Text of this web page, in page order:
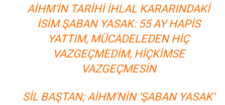
AİHM’IN TARIHI IHLAL KARARINDAKI
ISIM ŞABAN YASAK: 55 AY HAPIS
YATTIM, MÜCADELEDEN HIÇ
VAZGEÇMEDIM, HIÇKIMSE
VAZGEÇMESIN
SIL BAŞTAN; AİHM’NIN ‘ŞABAN YASAK’